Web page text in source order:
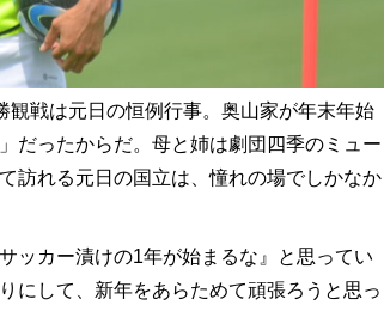
戦は元日の恒例行事。奥山家が年末年始
だったからだ。母と姉は劇団四季のミュー
訪れる元日の国立は、憧れの場でしかなか
ッカー漬けの1年が始まるな』と思ってい
にして、新年をあらためて頑張ろうと思っ